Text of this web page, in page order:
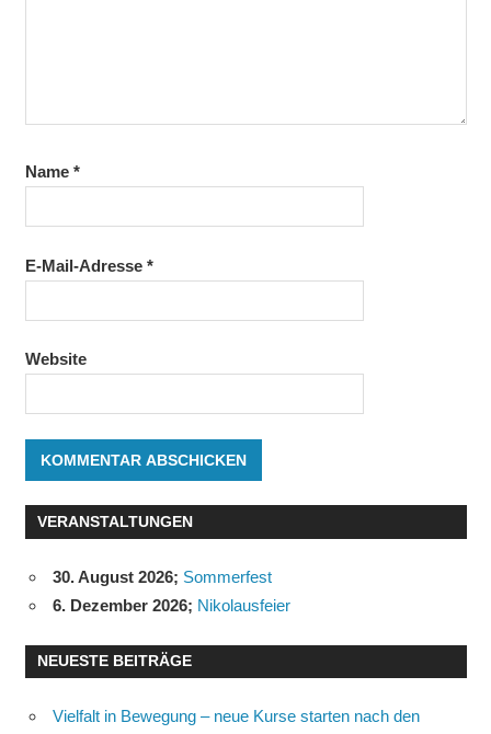
Name *
E-Mail-Adresse *
Website
VERANSTALTUNGEN
30. August 2026; Sommerfest
6. Dezember 2026; Nikolausfeier
NEUESTE BEITRÄGE
Vielfalt in Bewegung – neue Kurse starten nach den